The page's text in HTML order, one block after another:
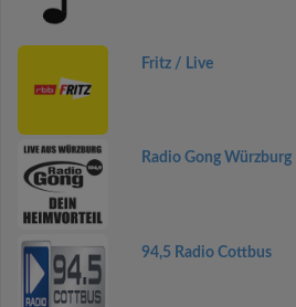
Fritz / Live
Radio Gong Würzburg
94,5 Radio Cottbus